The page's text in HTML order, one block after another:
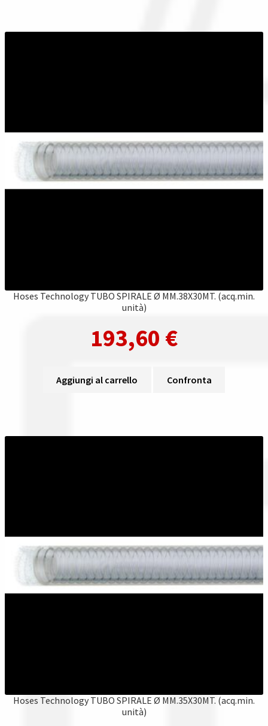
Hoses Technology TUBO SPIRALE Ø MM.38X30MT. (acq.min.
unità)
193,60 €
Aggiungi al carrello Confronta
Hoses Technology TUBO SPIRALE Ø MM.35X30MT. (acq.min.
unità)